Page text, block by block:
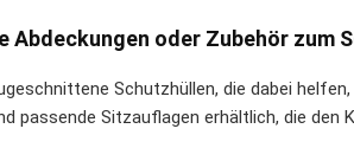
Abdeckungen oder Zubehör zum
Schutzhüllen, die dabei
passende Sitzauflagen erhältlich, die